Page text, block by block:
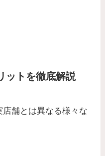
ットを徹底解説
舗とは異なる様々な